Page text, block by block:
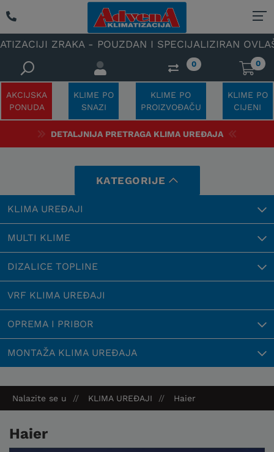
I SPECIJALIZIRAN OVLAŠTENI SERVIS
0 0
AKCIJSKA
PONUDA
KLIME PO
SNAZI
KLIME PO
PROIZVOĐAČU
KLIME PO
CIJENI
DETALJNIJA PRETRAGA KLIMA UREĐAJA
KATEGORIJE
KLIMA UREĐAJI
MULTI KLIME
DIZALICE TOPLINE
VRF KLIMA UREĐAJI
OPREMA I PRIBOR
MONTAŽA KLIMA UREĐAJA
Nalazite se u KLIMA UREĐAJI Haier
Haier